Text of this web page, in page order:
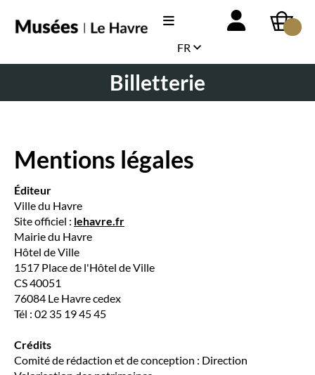
FR
Billetterie
Mentions légales
Éditeur
Ville du Havre
Site officiel : lehavre.fr
Mairie du Havre
Hôtel de Ville
1517 Place de l'Hôtel de Ville
CS 40051
76084 Le Havre cedex
Tél : 02 35 19 45 45
Crédits
Comité de rédaction et de conception : Direction